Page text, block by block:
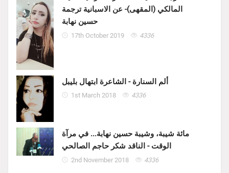
المالكي (المقهى)- عن الاسبانية ترجمة
حسين نهابة
17th October 2019 4336
ألم السنارة - الشاعرة ابتهال بليبل
1st March 2018 4336
مائة شيبة، وشيبة حسين نهابة... في مرآة
الوقت - الناقد شكر حاجم الصالحي
2nd November 2018 4336